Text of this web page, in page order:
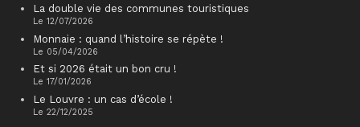
La double vie des communes touristiques
Le 12/07/2026
Monnaie : quand l’histoire se répète !
Le 05/04/2026
Et si 2026 était un bon cru !
Le 17/01/2026
Le Louvre : un cas d’école !
Le 22/12/2025